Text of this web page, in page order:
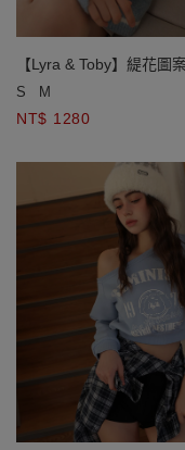
【Lyra & Toby】緹花圖
條滾邊V領長袖毛衣(附條
S M
NT$ 1280